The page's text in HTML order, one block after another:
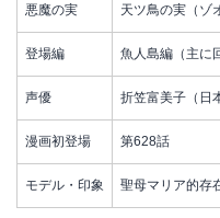
悪魔の実 天ツ鳥の実（ゾ
登場編 魚人島編（主に
声優 折笠富美子（日
漫画初登場 第628話
モデル・印象 聖母マリア的存